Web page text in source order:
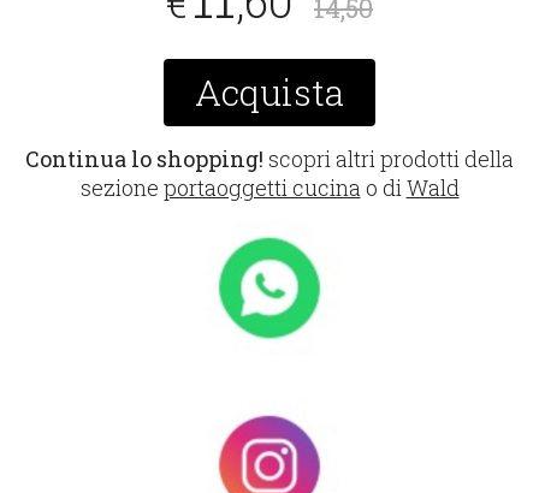
14,50
Acquista
Continua lo shopping! scopri altri prodotti della
sezione portaoggetti cucinao diWald